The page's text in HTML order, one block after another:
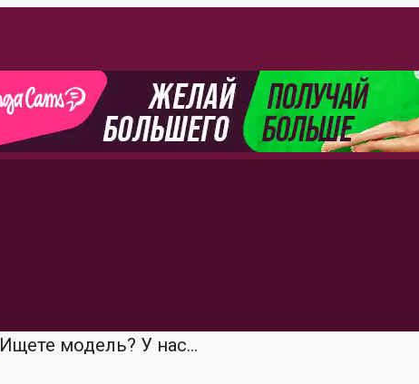
Ищете модель? У нас...